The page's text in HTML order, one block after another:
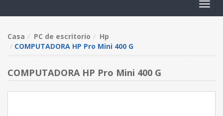
Casa PC de escritorio
Hp
COMPUTADORA HP Pro Mini 400 G
COMPUTADORA HP Pro Mini 400 G